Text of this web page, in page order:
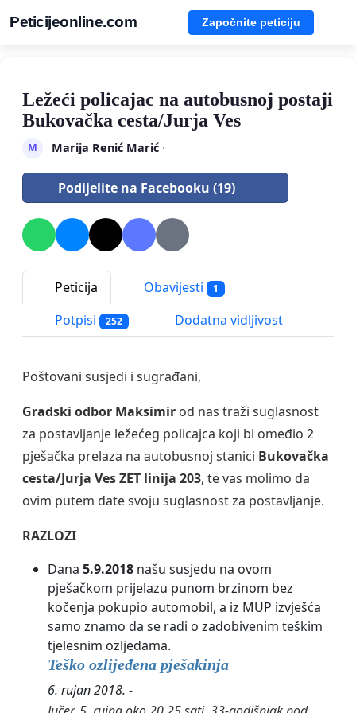
Peticijeonline.com Započnite peticiju
Ležeći policajac na autobusnoj postaji
Bukovačka cesta/Jurja Ves
M Marija Renić Marić·
Podijelite na Facebooku (19)
Peticija Obavijesti 1
Potpisi 252 Dodatna vidljivost
Poštovani susjedi i sugrađani,
Gradski odbor Maksimir od nas traži suglasnost
za postavljanje ležećeg policajca koji bi omeđio 2
pješačka prelaza na autobusnoj stanici Bukovačka
cesta/Jurja Ves ZET linija 203, te vas molimo da
ovim putem date svoju suglasnost za postavljanje.
RAZLOZI
Dana 5.9.2018 našu susjedu na ovom
pješačkom prijelazu punom brzinom bez
kočenja pokupio automobil, a iz MUP izvješća
samo znamo da se radi o zadobivenim teškim
tjelesnim ozljedama.
Teško ozlijeđena pješakinja
6. rujan 2018. -